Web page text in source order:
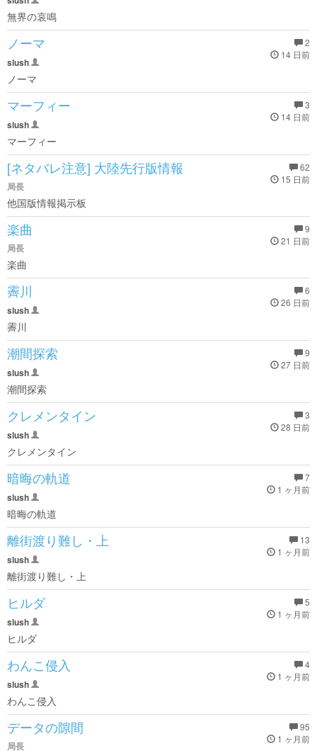
無界の哀鳴
2
14 日前
ノーマ
slush
ノーマ
3
14 日前
マーフィー
slush
マーフィー
62
15 日前
[ネタバレ注意] 大陸先行版情報
局長
他国版情報掲示板
9
21 日前
楽曲
局長
楽曲
6
26 日前
霽川
slush
霽川
9
27 日前
潮間探索
slush
潮間探索
3
28 日前
クレメンタイン
slush
クレメンタイン
7
1 ヶ月前
暗晦の軌道
slush
暗晦の軌道
13
1 ヶ月前
離街渡り難し・上
slush
離街渡り難し・上
5
1 ヶ月前
ヒルダ
slush
ヒルダ
4
1 ヶ月前
わんこ侵入
slush
わんこ侵入
95
1 ヶ月前
データの隙間
局長